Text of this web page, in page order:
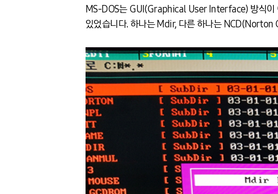
MS-DOS는 GUI(Graphical User Interface) 방식이
있었습니다. 하나는 Mdir, 다른 하나는